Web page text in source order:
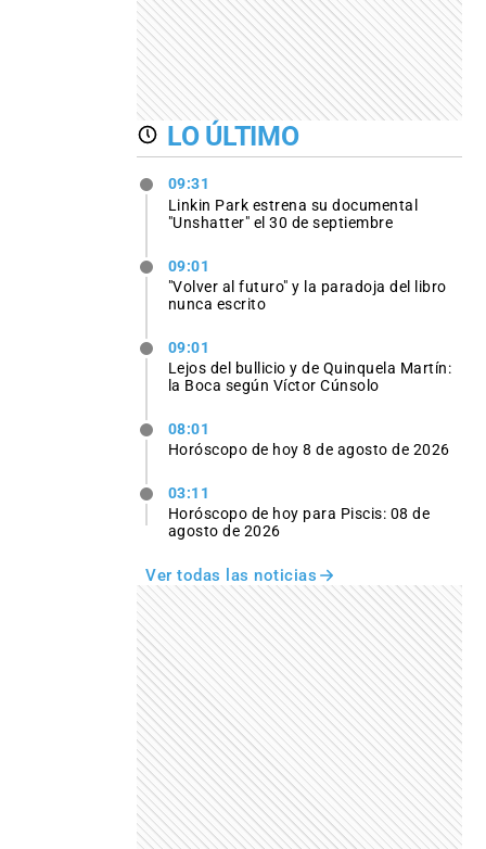
LO ÚLTIMO
09:31
Linkin Park estrena su documental
"Unshatter" el 30 de septiembre
09:01
"Volver al futuro" y la paradoja del libro
nunca escrito
09:01
Lejos del bullicio y de Quinquela Martín:
la Boca según Víctor Cúnsolo
08:01
Horóscopo de hoy 8 de agosto de 2026
03:11
Horóscopo de hoy para Piscis: 08 de
agosto de 2026
Ver todas las noticias